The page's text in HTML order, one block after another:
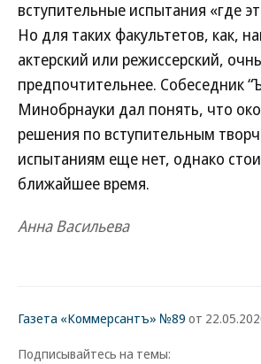
вступительные испытания «где
Но для таких факультетов, как,
актерский или режиссерский,
предпочтительнее. Собеседник
Минобрнауки дал понять, что
решения по вступительным
испытаниям еще нет, однако
ближайшее время.
Анна Васильева
Газета «Коммерсантъ» №89 от
Подписывайтесь на темы: